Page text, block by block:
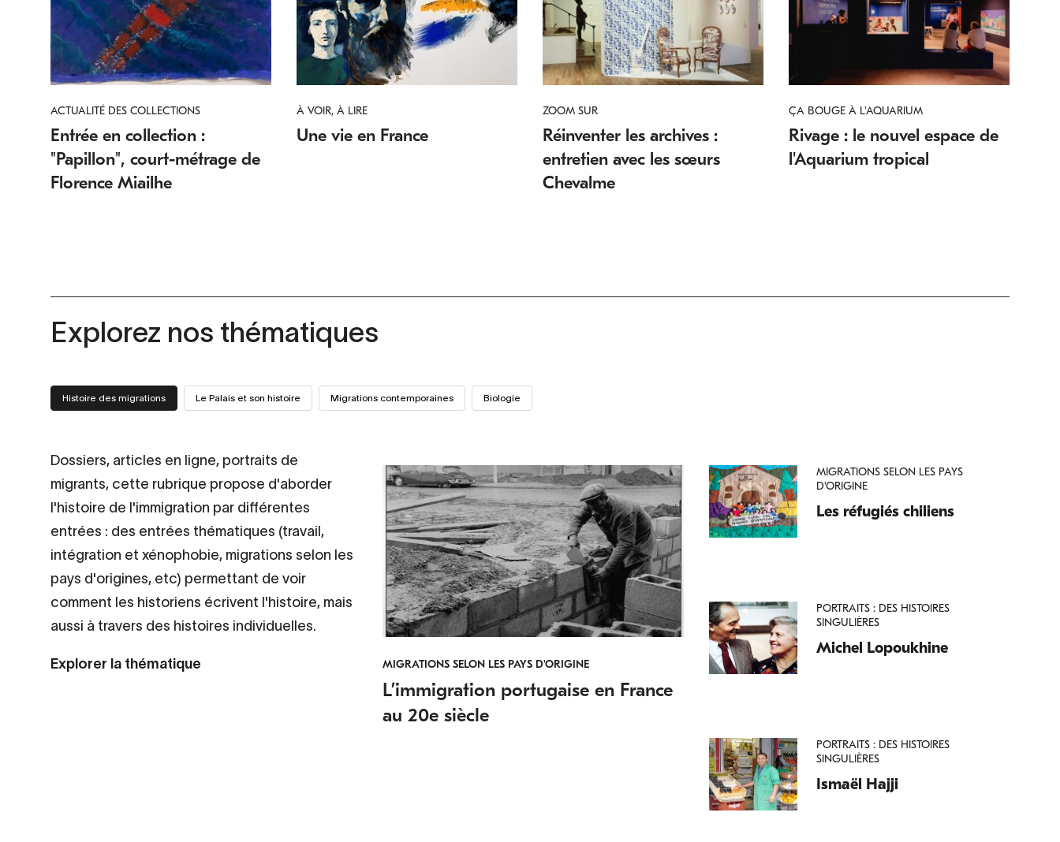
ACTUALITÉ DES COLLECTIONS
Entrée en collection :
"Papillon", court-métrage de
Florence Miailhe
À VOIR, À LIRE
Une vie en France
ZOOM SUR
Réinventer les archives :
entretien avec les sœurs
Chevalme
ÇA BOUGE À L'AQUARIUM
Rivage : le nouvel espace de
l'Aquarium tropical
Explorez nos thématiques
Histoire des migrations Le Palais et son histoire Migrations contemporaines Biologie
Dossiers, articles en ligne, portraits de
migrants, cette rubrique propose d'aborder
l'histoire de l'immigration par différentes
entrées : des entrées thématiques (travail,
intégration et xénophobie, migrations selon les
pays d'origines, etc) permettant de voir
comment les historiens écrivent l'histoire, mais
aussi à travers des histoires individuelles.
Explorer la thématique MIGRATIONS SELON LES PAYS D'ORIGINE
L’immigration portugaise en France
au 20e siècle
MIGRATIONS SELON LES PAYS
D'ORIGINE
Les réfugiés chiliens
PORTRAITS : DES HISTOIRES
SINGULIÈRES
Michel Lopoukhine
PORTRAITS : DES HISTOIRES
SINGULIÈRES
Ismaël Hajji